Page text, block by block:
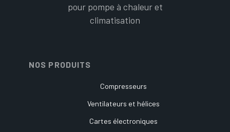
pour pompe à chaleur et
climatisation
NOS PRODUITS
Compresseurs
Ventilateurs et hélices
Cartes électroniques